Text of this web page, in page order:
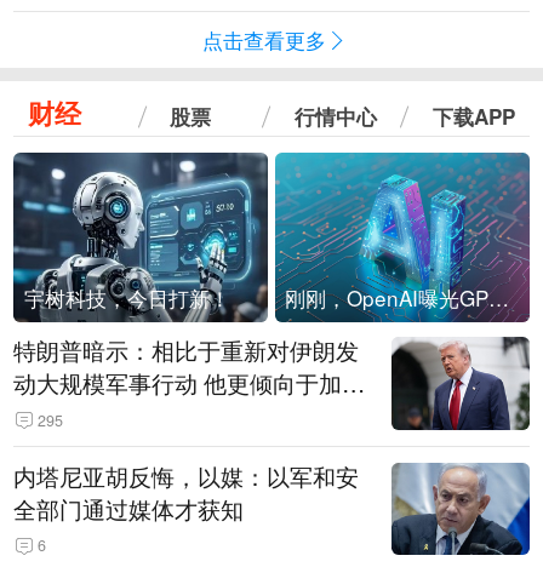
点击查看更多
财经 股票 行情中心 下载APP
宇树科技，今日打新！ 刚刚，OpenAI曝光GPT-6！传10万亿参数，8月强行发布
特朗普暗示：相比于重新对伊朗发
动大规模军事行动 他更倾向于加大
经济施压
295
内塔尼亚胡反悔，以媒：以军和安
全部门通过媒体才获知
6